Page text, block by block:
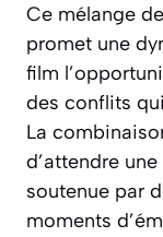
Ce mélange
promet une
film
des conflits
La
d’attendre
soutenue par
moments